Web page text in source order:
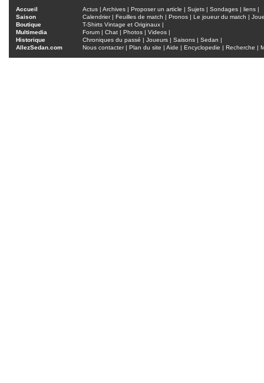
Accueil Actus | Archives | Proposer un article | Sujets | Sondages | liens |
Saison
Calendrier| Feuilles de match | Pronos | Le joueur du match |
Boutique
T-Shirts Vintage et Originaux |
Multimedia
Forum | Chat | Photos | Videos |
Historique
Chroniques du passé | Joueurs | Saisons | Sedan |
AllezSedan.com
Nous contacter| Plan du site | Aide | Encyclopedie | Recherche |